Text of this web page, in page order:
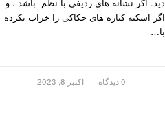
اگر اسکنه کناره های حکاکی را خراب نکرده
با…
0 دیدگاه اکتبر 8, 2023